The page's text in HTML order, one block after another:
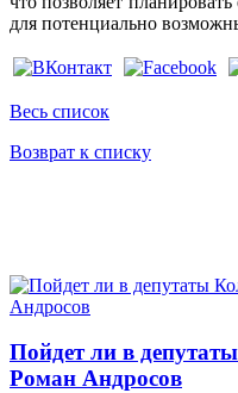
для потенциально
Весь список
Возврат к списку
Пойдет ли в
Роман Андросов